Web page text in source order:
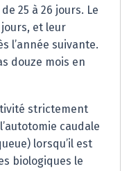
25 à 26 jours. Le
et leur
l’année suivante.
douze mois en
strictement
caudale
lorsqu’il est
biologiques le